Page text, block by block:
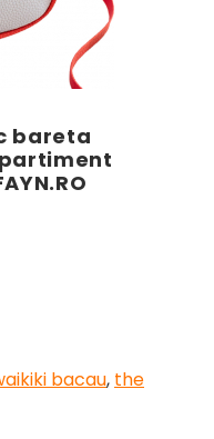
bareta
bacau, the